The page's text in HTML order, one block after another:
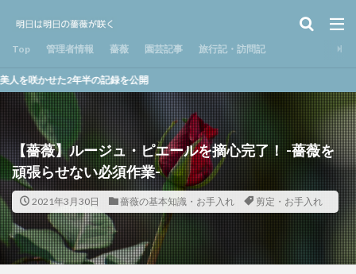
Top 管理者情報 薔薇 園芸記事 旅行記・訪問記
半の記録を公開
【薔薇】ルージュ・ピエールを摘心完了！ -薔薇を
頑張らせない必須作業-
2021年3月30日 薔薇の基本知識・お手入れ 剪定・お手入れ